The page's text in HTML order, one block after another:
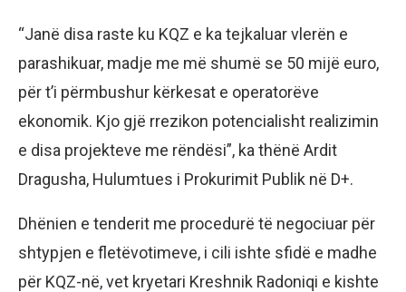
“Janë disa raste ku KQZ e ka tejkaluar vlerën e
parashikuar, madje me më shumë se 50 mijë euro,
për t’i përmbushur kërkesat e operatorëve
ekonomik. Kjo gjë rrezikon potencialisht realizimin
e disa projekteve me rëndësi”, ka thënë Ardit
Dragusha, Hulumtues i Prokurimit Publik në D+.
Dhënien e tenderit me procedurë të negociuar për
shtypjen e fletëvotimeve, i cili ishte sfidë e madhe
për KQZ-në, vet kryetari Kreshnik Radoniqi e kishte